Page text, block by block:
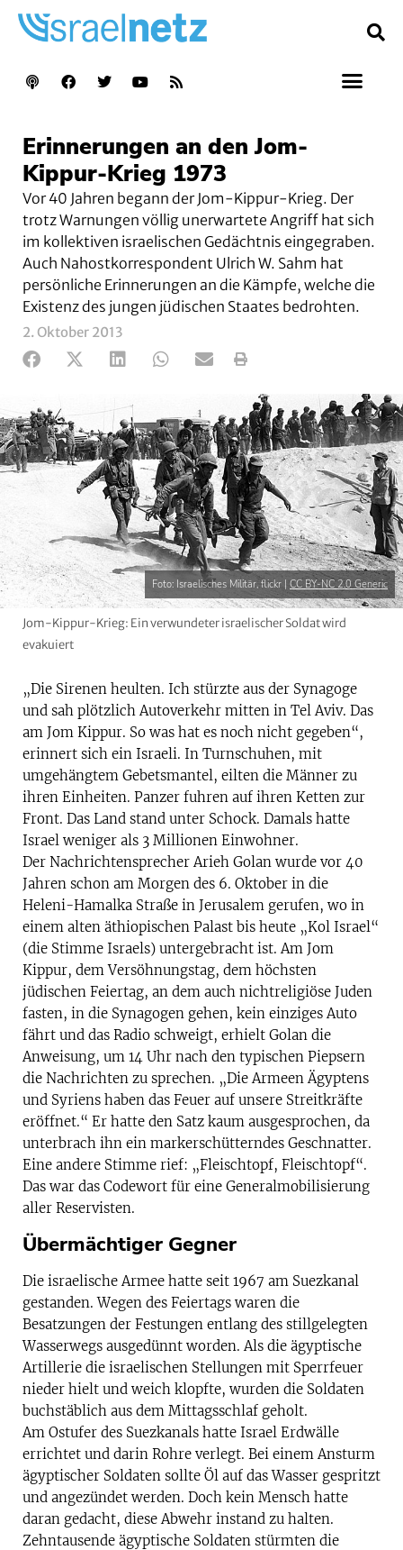
Erinnerungen an den Jom-
Kippur-Krieg 1973
Vor 40 Jahren begann der Jom-Kippur-Krieg. Der
trotz Warnungen völlig unerwartete Angriff hat sich
im kollektiven israelischen Gedächtnis eingegraben.
Auch Nahostkorrespondent Ulrich W. Sahm hat
persönliche Erinnerungen an die Kämpfe, welche die
Existenz des jungen jüdischen Staates bedrohten.
2. Oktober 2013
Foto: Israelisches Militär, flickr | CC BY-NC 2.0 Generic
Jom-Kippur-Krieg: Ein verwundeter israelischer Soldat wird
evakuiert
„Die Sirenen heulten. Ich stürzte aus der Synagoge
und sah plötzlich Autoverkehr mitten in Tel Aviv. Das
am Jom Kippur. So was hat es noch nicht gegeben“,
erinnert sich ein Israeli. In Turnschuhen, mit
umgehängtem Gebetsmantel, eilten die Männer zu
ihren Einheiten. Panzer fuhren auf ihren Ketten zur
Front. Das Land stand unter Schock. Damals hatte
Israel weniger als 3 Millionen Einwohner.
Der Nachrichtensprecher Arieh Golan wurde vor 40
Jahren schon am Morgen des 6. Oktober in die
Heleni-Hamalka Straße in Jerusalem gerufen, wo in
einem alten äthiopischen Palast bis heute „Kol Israel“
(die Stimme Israels) untergebracht ist. Am Jom
Kippur, dem Versöhnungstag, dem höchsten
jüdischen Feiertag, an dem auch nichtreligiöse Juden
fasten, in die Synagogen gehen, kein einziges Auto
fährt und das Radio schweigt, erhielt Golan die
Anweisung, um 14 Uhr nach den typischen Piepsern
die Nachrichten zu sprechen. „Die Armeen Ägyptens
und Syriens haben das Feuer auf unsere Streitkräfte
eröffnet.“ Er hatte den Satz kaum ausgesprochen, da
unterbrach ihn ein markerschütterndes Geschnatter.
Eine andere Stimme rief: „Fleischtopf, Fleischtopf“.
Das war das Codewort für eine Generalmobilisierung
aller Reservisten.
Übermächtiger Gegner
Die israelische Armee hatte seit 1967 am Suezkanal
gestanden. Wegen des Feiertags waren die
Besatzungen der Festungen entlang des stillgelegten
Wasserwegs ausgedünnt worden. Als die ägyptische
Artillerie die israelischen Stellungen mit Sperrfeuer
nieder hielt und weich klopfte, wurden die Soldaten
buchstäblich aus dem Mittagsschlaf geholt.
Am Ostufer des Suezkanals hatte Israel Erdwälle
errichtet und darin Rohre verlegt. Bei einem Ansturm
ägyptischer Soldaten sollte Öl auf das Wasser gespritzt
und angezündet werden. Doch kein Mensch hatte
daran gedacht, diese Abwehr instand zu halten.
Zehntausende ägyptische Soldaten stürmten die